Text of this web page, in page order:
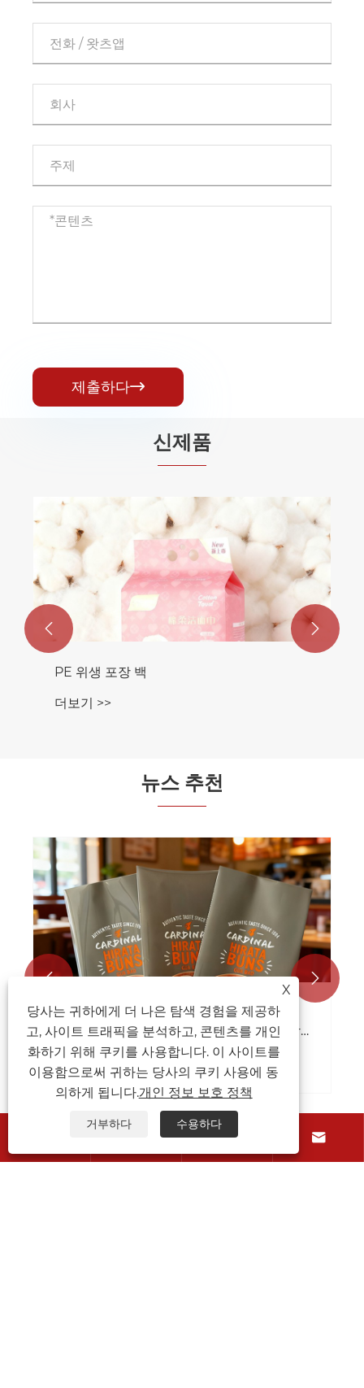
제출하다
신제품
PE 위생 포장 백
더보기 >>
 
뉴스 추천
냉동 패스트푸드 포장 파우치 백이 식품 안
전, 유통 기한 및 브랜드 가치를 어떻게 향상
시킬 수 있습니까?
더보기 >>
 
 
X
당사는 귀하에게 더 나은 탐색 경험을 제공하
고, 사이트 트래픽을 분석하고, 콘텐츠를 개인
화하기 위해 쿠키를 사용합니다. 이 사이트를
이용함으로써 귀하는 당사의 쿠키 사용에 동
의하게 됩니다.개인 정보 보호 정책
거부하다 수용하다